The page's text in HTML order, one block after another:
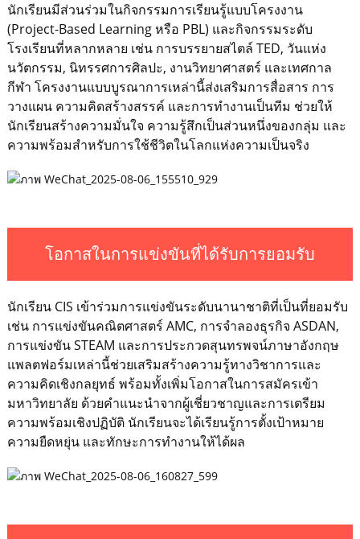
นักเรียนมีส่วนร่วมในกิจกรรมการเรียนรู้แบบโครงงาน
(Project-Based Learning หรือ PBL) และกิจกรรมระดับ
โรงเรียนที่หลากหลาย เช่น การบรรยายสไตล์ TED, วันแห่ง
นวัตกรรม, นิทรรศการศิลปะ, งานวิทยาศาสตร์ และเทศกาล
กีฬา โครงงานแบบบูรณาการเหล่านี้ส่งเสริมการสื่อสาร การ
วางแผน ความคิดสร้างสรรค์ และการทำงานเป็นทีม ช่วยให้
นักเรียนสร้างความมั่นใจ ความรู้สึกเป็นส่วนหนึ่งของกลุ่ม และ
ความพร้อมสำหรับการใช้ชีวิตในโลกแห่งความเป็นจริง
โอกาสในการแข่งขันที่ได้รับการยอมรับ
นักเรียน CIS เข้าร่วมการแข่งขันระดับนานาชาติที่เป็นที่ยอมรับ
เช่น การแข่งขันคณิตศาสตร์ AMC, การจำลองธุรกิจ ASDAN,
การแข่งขัน STEAM และการประกวดสุนทรพจน์ภาษาอังกฤษ
แพลตฟอร์มเหล่านี้ช่วยเสริมสร้างความรู้ทางวิชาการและ
ความคิดเชิงกลยุทธ์ พร้อมทั้งเพิ่มโอกาสในการสมัครเข้า
มหาวิทยาลัย ด้วยคำแนะนำจากผู้เชี่ยวชาญและการเตรียม
ความพร้อมเชิงปฏิบัติ นักเรียนจะได้เรียนรู้การตั้งเป้าหมาย
ความยืดหยุ่น และทักษะการทำงานให้ได้ผล